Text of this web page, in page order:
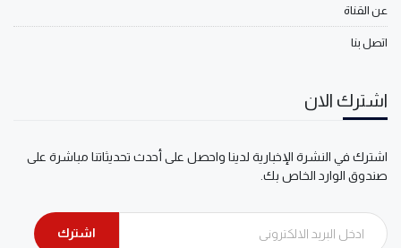
عن القناة
اتصل بنا
اشترك الان
اشترك في النشرة الإخبارية لدينا واحصل على أحدث تحديثاتنا مباشرة على
صندوق الوارد الخاص بك.
اشترك